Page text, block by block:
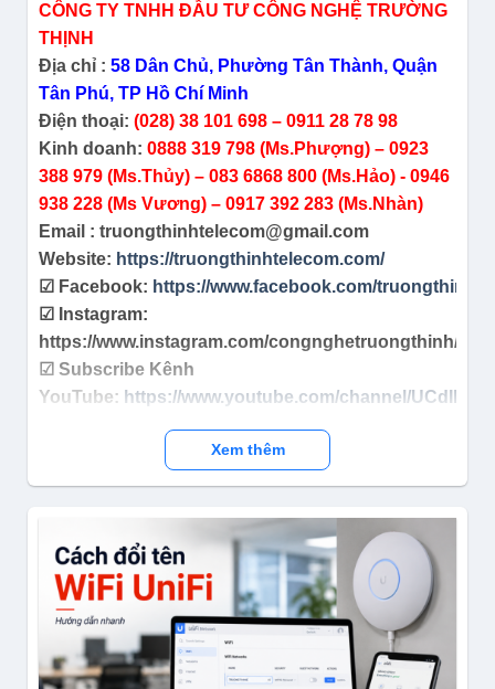
CÔNG TY TNHH ĐẦU TƯ CÔNG NGHỆ TRƯỜNG
THỊNH
Địa chỉ : 58 Dân Chủ, Phường Tân Thành, Quận
Tân Phú, TP Hồ Chí Minh
Điện thoại: (028) 38 101 698 – 0911 28 78 98
Kinh doanh: 0888 319 798 (Ms.Phượng) – 0923
388 979 (Ms.Thủy) – 083 6868 800 (Ms.Hảo) - 0946
938 228 (Ms Vương) – 0917 392 283 (Ms.Nhàn)
Email : truongthinhtelecom@gmail.com
Website: https://truongthinhtelecom.com/
☑ Facebook: https://www.facebook.com/
☑ Instagram:
https://www.instagram.com/congnghetruongthinh/
☑ Subscribe Kênh
YouTube: https://www.youtube.com/channel/
Xem thêm